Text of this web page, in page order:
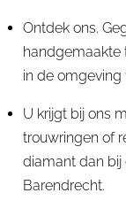
Ontdek ons.
handgemaakte
in de omgeving
U krijgt bij ons
trouwringen of
diamant dan
Barendrecht.